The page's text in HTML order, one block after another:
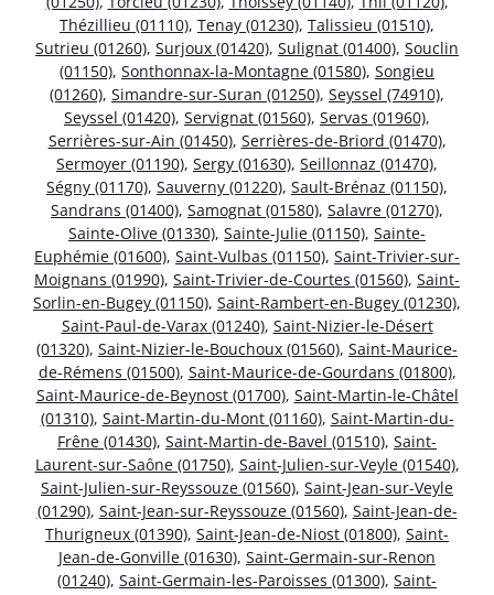
Thézillieu (01110), Tenay (01230), Talissieu (01510),
Sutrieu (01260), Surjoux (01420), Sulignat (01400), Souclin
(01150), Sonthonnax-la-Montagne (01580), Songieu
(01260), Simandre-sur-Suran (01250), Seyssel (74910),
Seyssel (01420), Servignat (01560), Servas (01960),
Serrières-sur-Ain (01450), Serrières-de-Briord (01470),
Sermoyer (01190), Sergy (01630), Seillonnaz (01470),
Ségny (01170), Sauverny (01220), Sault-Brénaz (01150),
Sandrans (01400), Samognat (01580), Salavre (01270),
Sainte-Olive (01330), Sainte-Julie (01150), Sainte-
Euphémie (01600), Saint-Vulbas (01150), Saint-Trivier-sur-
Moignans (01990), Saint-Trivier-de-Courtes (01560), Saint-
Sorlin-en-Bugey (01150), Saint-Rambert-en-Bugey (01230),
Saint-Paul-de-Varax (01240), Saint-Nizier-le-Désert
(01320), Saint-Nizier-le-Bouchoux (01560), Saint-Maurice-
de-Rémens (01500), Saint-Maurice-de-Gourdans (01800),
Saint-Maurice-de-Beynost (01700), Saint-Martin-le-Châtel
(01310), Saint-Martin-du-Mont (01160), Saint-Martin-du-
Frêne (01430), Saint-Martin-de-Bavel (01510), Saint-
Laurent-sur-Saône (01750), Saint-Julien-sur-Veyle (01540),
Saint-Julien-sur-Reyssouze (01560), Saint-Jean-sur-Veyle
(01290), Saint-Jean-sur-Reyssouze (01560), Saint-Jean-de-
Thurigneux (01390), Saint-Jean-de-Niost (01800), Saint-
Jean-de-Gonville (01630), Saint-Germain-sur-Renon
(01240), Saint-Germain-les-Paroisses (01300), Saint-